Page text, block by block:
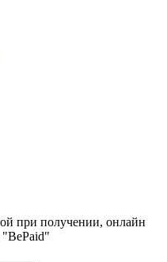
при получении, онлайн
"BePaid"